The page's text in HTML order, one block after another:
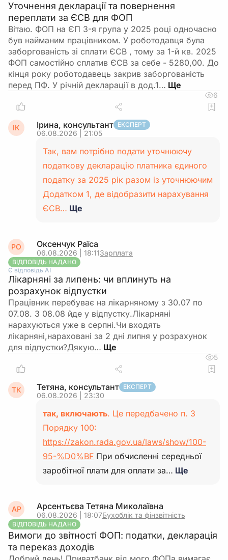
Уточнення декларації та повернення
переплати за ЄСВ для ФОП
Вітаю. ФОП на ЄП 3-я група у 2025 році одночасно
був найманим працівником. У роботодавця була
заборгованість зі сплати ЄСВ , тому за 1-й кв. 2025
ФОП самостійно сплатив ЄСВ за себе - 5280,00. До
кінця року роботодавець закрив заборгованість
перед ПФ. У річній декларації в дод.1…
6
ІК Ірина, консультант ЕКСПЕРТ
06.08.2026 | 21:05
Так, вам потрібно подати уточнюючу
податкову декларацію платника єдиного
податку за 2025 рік разом із уточнюючим
Додатком 1, де відобразити нарахування
ЄСВ… Ще
РО Оксенчук Раїса
06.08.2026 | 18:11Зарплата
ВІДПОВІДЬ НАДАНО
Є відповідь АІ
Лікарняні за липень: чи вплинуть на
розрахунок відпустки
Працівник перебуває на лікарняному з 30.07 по
07.08. З 08.08 йде у відпустку.Лікарняні
нарахуються уже в серпні.Чи входять
лікарняні,нараховані за 2 дні липня у розрахунок
для відпустки?Дякую…
5
ТК Тетяна, консультант ЕКСПЕРТ
06.08.2026 | 23:30
так, включають. Це передбачено п. 3
Порядку 100:
https://zakon.rada.gov.ua/laws/show/100-
95-%D0%BF При обчисленні середньої
заробітної плати для оплати за… Ще
АР Арсентьєва Тетяна Миколаївна
06.08.2026 | 18:07Бухоблік та фінзвітність
ВІДПОВІДЬ НАДАНО
Вимоги до звітності ФОП: податки, декларація
та переказ доходів